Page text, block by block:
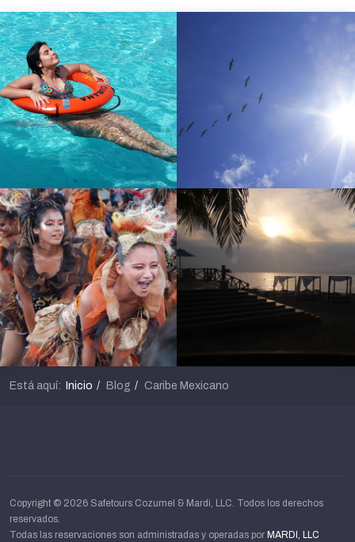
Está aquí: Inicio Blog Caribe Mexicano
Copyright © 2026 Safetours Cozumel & Mardi, LLC. Todos los derechos
reservados.
Todas las reservaciones son administradas y operadas por MARDI, LLC